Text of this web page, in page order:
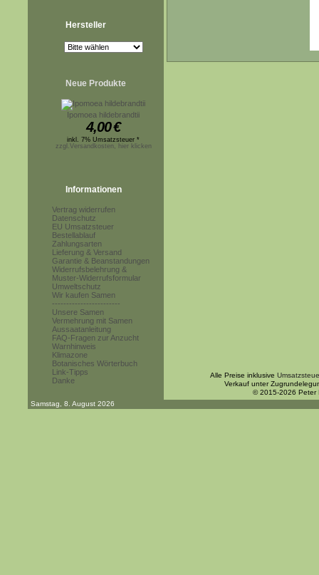
Hersteller
Neue Produkte
Ipomoea hildebrandtii
4,00€
inkl. 7% Umsatzsteuer *
zzgl.Versandkosten, hier klicken
Informationen
Vertrag widerrufen
Datenschutz
EU Umsatzsteuer
Bestellablauf
Zahlungsarten
Lieferung & Versand
Garantie & Beanstandungen
Widerrufsbelehrung &
Muster-Widerrufsformular
Umweltschutz
Wir kaufen Samen
------------------------
Unsere Samen
Vermehrung mit Samen
Aussaatanleitung
FAQ-Fragen zur Anzucht
Warnhinweis
Klimazone
Botanisches Wörterbuch
Link-Tipps
Danke
Alle Preise inklusive
Verkauf unter
© 2015-2026 Peter
Samstag, 8. August 2026